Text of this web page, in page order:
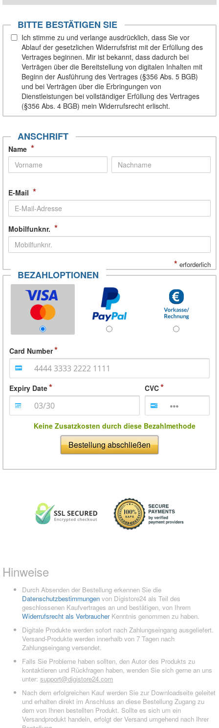
BITTE BESTÄTIGEN SIE
Ich stimme zu und verlange ausdrücklich, dass Sie vor
Ablauf der gesetzlichen Widerrufsfrist mit der Erfüllung des
Vertrages beginnen. Mir ist bekannt, dass dadurch bei
Verträgen über die Bereitstellung von digitalen Inhalten mit
Beginn der Ausführung des Vertrages (§356 Abs. 5 BGB)
und bei Verträgen über die Erbringungen von
Dienstleistungen bei vollständiger Erfüllung des Vertrages
(§356 Abs. 4 BGB) mein Widerrufsrecht erlischt.
ANSCHRIFT
Name *
E-Mail *
Mobilfunknr. *
* erforderlich
BEZAHLOPTIONEN
Card Number
Expiry Date CVC
Keine Zusatzkosten durch diese Bezahlmethode
Bestellung abschließen
Hinweise
Durch Absenden der Bestellung erkennen Sie die
Datenschutzbestimmungen von Digistore24 als Teil des
geschlossenen Kaufvertrages an und bestätigen, von Ihrem
Widerrufsrecht als VerbraucherKenntnis genommen zu haben.
Digitale Produkte werden sofort nach Zahlungseingang ausgeliefert.
Versand-Produkte werden innerhalb von 7 Tagen nach
Zahlungseingang versendet.
Falls Sie Probleme haben sollten, den Autor des Produkts zu
kontaktieren und Rückfragen haben, wenden Sie sich gerne an uns
unter: support@digistore24.com
Nach dem erfolgreichen Kauf werden Sie zur Downloadseite geleitet
und erhalten direkt im Anschluss an diese Bestellung Zugang zu
dem von Ihnen bestellten Produkt. Sollte es sich um ein
Versandprodukt handeln, erfolgt der Versand umgehend nach Ihrer